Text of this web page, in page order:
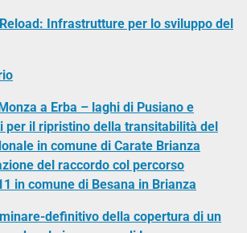
Infrastrutture per lo sviluppo del
a Erba – laghi di Pusiano e
per il ripristino della transitabilità del
in comune di Carate Brianza
del raccordo col percorso
in comune di Besana in Brianza
definitivo della copertura di un